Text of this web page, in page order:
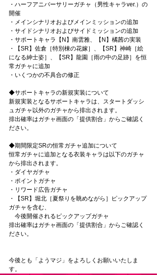
・ハーフアニバーサリーガチャ（男性キャラver.）の
開催
・メインシナリオおよびメインミッションの追加
・サイドシナリオおよびサイドミッションの追加
・サポートキャラ【N】南雲雅、【N】橘茜の実装
・【SR】佐倉［特別棟の花嫁］、【SR】神崎［絵
になる紳士姿］、【SR】龍園［雨の中の足跡］を恒
常ガチャに追加
・いくつかの不具合の修正
◆サポートキャラの新規実装について
新規実装となるサポートキャラは、スタートダッシ
ュガチャ以外のガチャから排出されます。
排出確率はガチャ画面の「提供割合」からご確認く
ださい。
◆期間限定SRの恒常ガチャ追加について
恒常ガチャに追加となる衣装キャラは以下のガチャ
から排出されます。
・ダイヤガチャ
・ポイントガチャ
・リワード広告ガチャ
・【SR】堀北［夏祭りを眺めながら］ピックアップ
ガチャを含む、
今後開催されるピックアップガチャ
排出確率はガチャ画面の「提供割合」からご確認く
ださい。
今後とも「ようマジ」をよろしくお願いいたしま
す。